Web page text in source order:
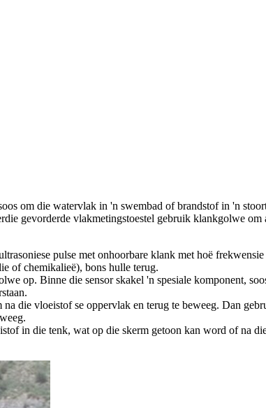
om die watervlak in 'n swembad of brandstof in 'n
gevorderde vlakmetingstoestel gebruik klankgolwe
pulse met onhoorbare klank met hoë
of chemikalieë), bons hulle terug.
op. Binne die sensor skakel 'n spesiale komponent,
die vloeistof se oppervlak en terug te beweeg. Dan
in die tenk, wat op die skerm getoon kan word of na